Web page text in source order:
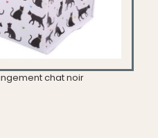
chat noir